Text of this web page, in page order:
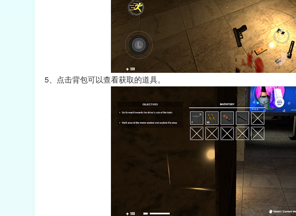
5、点击背包可以查看获取的道具。